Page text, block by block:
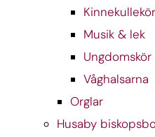
Musik & lek
Våghalsarna
Orglar
Husaby